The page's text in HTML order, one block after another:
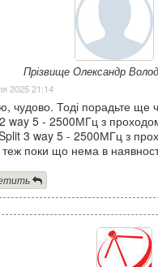
Прізвище Олександр
2025 21:14
чудово. Тоді порадьте ще
way 5 - 2500МГц з
3 way 5 - 2500МГц з
теж поки що нема в